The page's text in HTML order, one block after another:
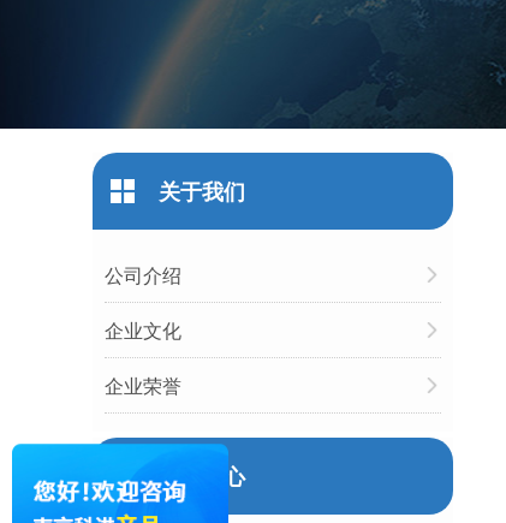
关于我们
公司介绍
企业文化
企业荣誉
产品中心